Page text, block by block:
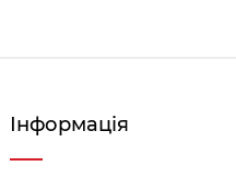
Інформація